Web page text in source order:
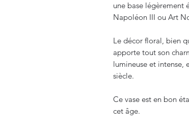
une base légèrement
Napoléon III ou Art
Le décor floral, bien
apporte tout son
lumineuse et intense,
siècle.
Ce vase est en bon
cet âge.